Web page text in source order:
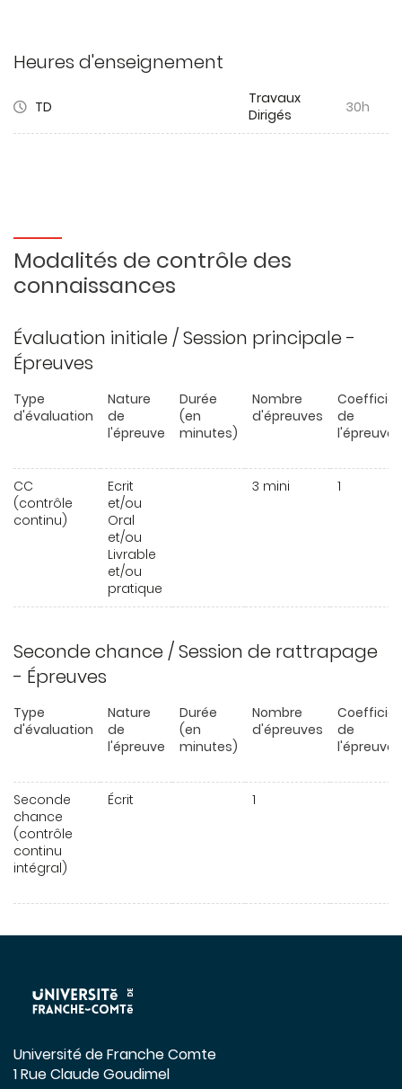
Heures d'enseignement
TD
Travaux
Dirigés
30h
Modalités de contrôle des
connaissances
Évaluation initiale / Session principale -
Épreuves
Type
d'évaluation
Nature
de
l'épreuve
Durée
(en
minutes)
Nombre
d'épreuves
de
l'épreuve
CC
(contrôle
continu)
Ecrit
et/ou
Oral
et/ou
Livrable
et/ou
pratique
3 mini 1
Seconde chance / Session de rattrapage
- Épreuves
Type
d'évaluation
Nature
de
l'épreuve
Durée
(en
minutes)
Nombre
d'épreuves
de
l'épreuve
Seconde
chance
(contrôle
continu
intégral)
Écrit 1
Université de Franche Comte
1 Rue Claude Goudimel